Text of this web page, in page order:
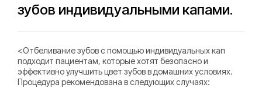
зубов индивидуальными капами.
<Отбеливание зубов с помощью индивидуальных кап
подходит пациентам, которые хотят безопасно и
эффективно улучшить цвет зубов в домашних условиях.
Процедура рекомендована в следующих случаях: